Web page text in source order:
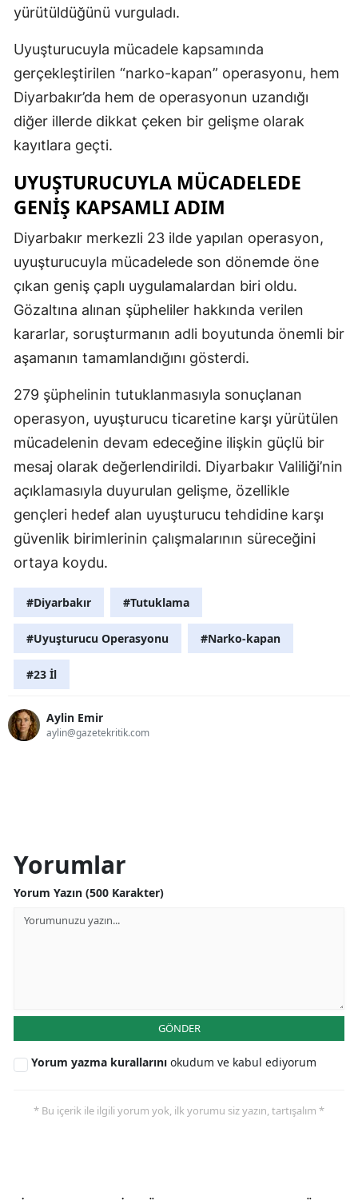
yürütüldüğünü vurguladı.
Uyuşturucuyla mücadele kapsamında
gerçekleştirilen “narko-kapan” operasyonu, hem
Diyarbakır’da hem de operasyonun uzandığı
diğer illerde dikkat çeken bir gelişme olarak
kayıtlara geçti.
UYUŞTURUCUYLA MÜCADELEDE
GENIŞ KAPSAMLI ADIM
Diyarbakır merkezli 23 ilde yapılan operasyon,
uyuşturucuyla mücadelede son dönemde öne
çıkan geniş çaplı uygulamalardan biri oldu.
Gözaltına alınan şüpheliler hakkında verilen
kararlar, soruşturmanın adli boyutunda önemli bir
aşamanın tamamlandığını gösterdi.
279 şüphelinin tutuklanmasıyla sonuçlanan
operasyon, uyuşturucu ticaretine karşı yürütülen
mücadelenin devam edeceğine ilişkin güçlü bir
mesaj olarak değerlendirildi. Diyarbakır Valiliği’nin
açıklamasıyla duyurulan gelişme, özellikle
gençleri hedef alan uyuşturucu tehdidine karşı
güvenlik birimlerinin çalışmalarının süreceğini
ortaya koydu.
#Diyarbakır #Tutuklama
#Uyuşturucu Operasyonu #Narko-kapan
#23 İl
Aylin Emir
aylin@gazetekritik.com
Yorumlar
Yorum Yazın (500 Karakter)
GÖNDER
Yorum yazma kurallarını okudum ve kabul ediyorum
* Bu içerik ile ilgili yorum yok, ilk yorumu siz yazın, tartışalım *